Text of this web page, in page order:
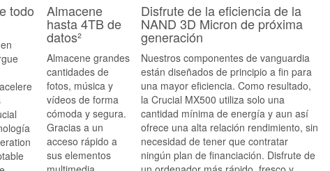
todo Almacene
hasta 4TB de
datos²
Almacene grandes
cantidades de
fotos, música y
vídeos de forma
cómoda y segura.
Gracias a un
acceso rápido a
sus elementos
Disfrute de la eficiencia de la
NAND 3D Micron de próxima
generación
Nuestros componentes de vanguardia
están diseñados de principio a fin para
una mayor eficiencia. Como resultado,
la Crucial MX500 utiliza solo una
cantidad mínima de energía y aun así
ofrece una alta relación rendimiento, sin
necesidad de tener que contratar
ningún plan de financiación. Disfrute de